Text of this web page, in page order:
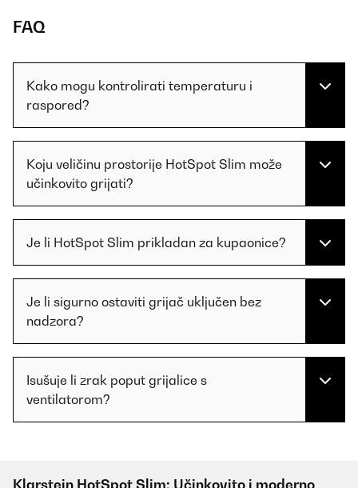
FAQ
Kako mogu kontrolirati temperaturu i
raspored?
Koju veličinu prostorije HotSpot Slim može
učinkovito grijati?
Je li HotSpot Slim prikladan za kupaonice?
Je li sigurno ostaviti grijač uključen bez
nadzora?
Isušuje li zrak poput grijalice s
ventilatorom?
Klarstein HotSpot Slim: Učinkovito i moderno